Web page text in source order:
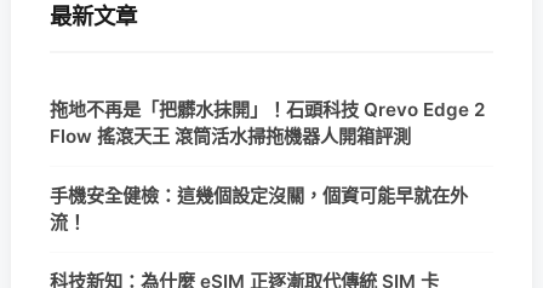
最新文章
拖地不再是「把髒水抹開」！石頭科技 Qrevo Edge 2
Flow 搖滾天王 滾筒活水掃拖機器人開箱評測
手機安全健檢：這幾個設定沒關，個資可能早就在外
流！
科技新知：為什麼 eSIM 正逐漸取代傳統 SIM 卡